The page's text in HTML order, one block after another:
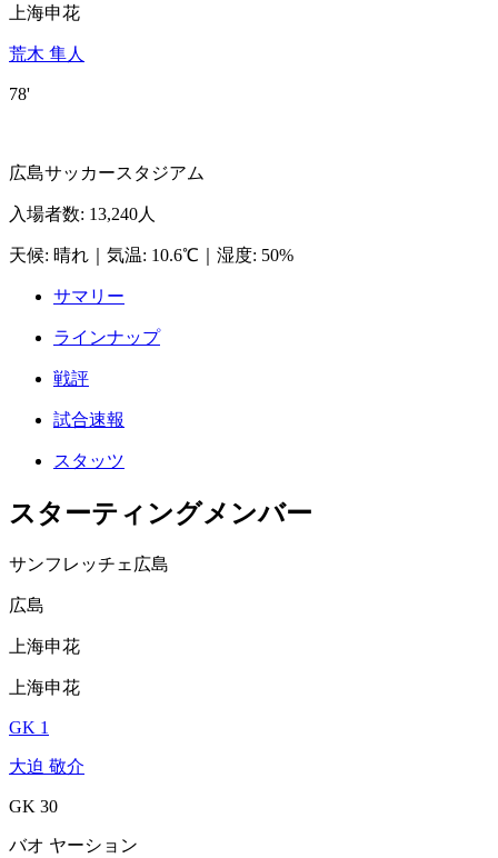
上海申花
荒木 隼人
78'
広島サッカースタジアム
入場者数: 13,240人
天候: 晴れ 気温: 10.6℃ 湿度: 50%
サマリー
ラインナップ
戦評
試合速報
スタッツ
スターティングメンバー
サンフレッチェ広島
広島
上海申花
上海申花
GK 1
大迫 敬介
GK 30
バオ ヤーション